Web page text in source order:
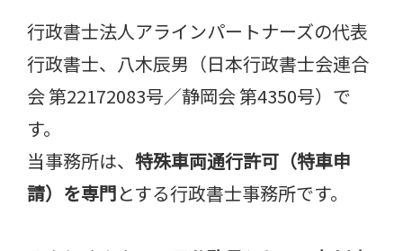
行政書士法人アラインパートナーズの代表
行政書士、八木辰男（日本行政書士会連合
会 第22172083号／静岡会 第4350号）で
す。
当事務所は、 特殊車両通行許可（特車申
請）を専門とする行政書士事務所です。